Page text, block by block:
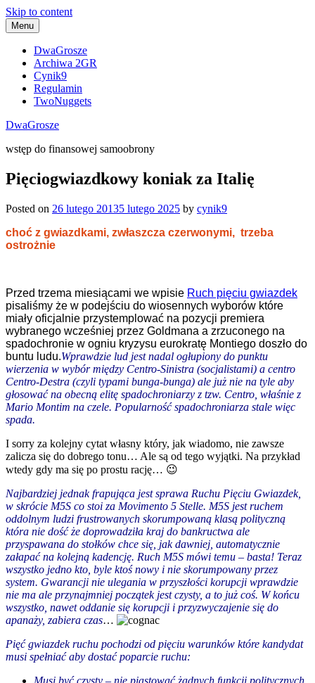
Skip to content
Menu
DwaGrosze
Archiwa 2GR
Cynik9
Regulamin
TwoNuggets
DwaGrosze
wstęp do finansowej samoobrony
Pięciogwiazdkowy koniak za Italię
Posted on 26 lutego 20135 lutego 2025 by cynik9
choć z gwiazdkami, zwłaszcza czerwonymi, trzeba
ostrożnie
Przed trzema miesiącami we wpisie Ruch pięciu gwiazdek
pisaliśmy że w podejściu do wiosennych wyborów które
miały oficjalnie przystemplować na pozycji premiera
wybranego wcześniej przez Goldmana a zrzuconego na
spadochronie w ogniu kryzysu eurokratę Montiego doszło do
buntu ludu.Wprawdzie lud jest nadal ogłupiony do punktu
wierzenia w wybór między Centro-Sinistra (socjalistami) a centro
Centro-Destra (czyli typami bunga-bunga) ale już nie na tyle aby
głosować na obecną elitę spadochroniarzy z tzw. Centro, właśnie z
Mario Montim na czele. Popularność spadochroniarza stale więc
spada.
I sorry za kolejny cytat własny który, jak wiadomo, nie zawsze
zalicza się do dobrego tonu… Ale są od tego wyjątki. Na przykład
wtedy gdy ma się po prostu rację… 😉
Najbardziej jednak frapująca jest sprawa Ruchu Pięciu Gwiazdek,
w skrócie M5S co stoi za Movimento 5 Stelle. M5S jest ruchem
oddolnym ludzi frustrowanych skorumpowaną klasą polityczną
która nie dość że doprowadziła kraj do bankructwa ale
przyspawana do stołków chce się, jak dawniej, automatycznie
załapać na kolejną kadencję. Ruch M5S mówi temu – basta! Teraz
wszystko jedno kto, byle ktoś nowy i nie skorumpowany przez
system. Gwarancji nie ulegania w przyszłości korupcji wprawdzie
nie ma ale przynajmniej początek jest czysty, a to już coś. W końcu
wszystko, nawet oddanie się korupcji i przyzwyczajenie się do
apanaży, zabiera czas…
Pięć gwiazdek ruchu pochodzi od pięciu warunków które kandydat
musi spełniać aby dostać poparcie ruchu:
Musi być czysty – nie piastować żadnych funkcji politycznych